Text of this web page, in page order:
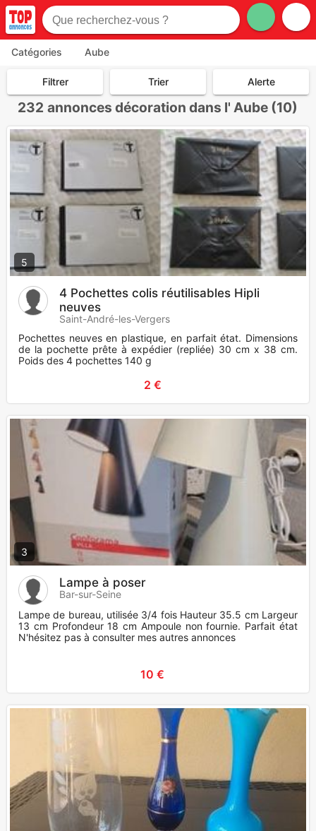
Catégories Aube
Filtrer Trier Alerte
232 annonces décoration dans l' Aube (10)
5
4 Pochettes colis réutilisables Hipli
neuves
Saint-André-les-Vergers
Pochettes neuves en plastique, en parfait état. Dimensions
de la pochette prête à expédier (repliée) 30 cm x 38 cm.
Poids des 4 pochettes 140 g
2 €
3
Lampe à poser
Bar-sur-Seine
Lampe de bureau, utilisée 3/4 fois Hauteur 35.5 cm Largeur
13 cm Profondeur 18 cm Ampoule non fournie. Parfait état
N'hésitez pas à consulter mes autres annonces
10 €